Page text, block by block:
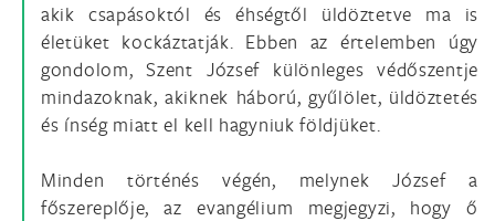
akik csapásoktól és éhségtől üldöztetve ma is
életüket kockáztatják. Ebben az értelemben úgy
gondolom, Szent József különleges védőszentje
mindazoknak, akiknek háború, gyűlölet, üldöztetés
és ínség miatt el kell hagyniuk földjüket.
Minden történés végén, melynek József a
főszereplője, az evangélium megjegyzi, hogy ő